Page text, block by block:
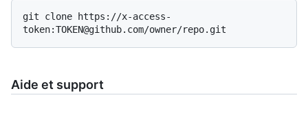
git clone https://x-access-
Aide et support